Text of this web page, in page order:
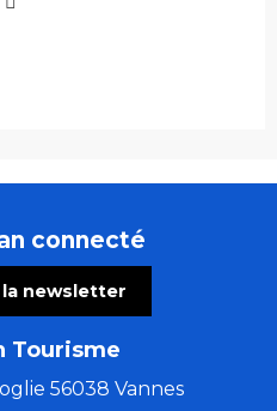
connecté
newsletter
Tourisme
56038 Vannes